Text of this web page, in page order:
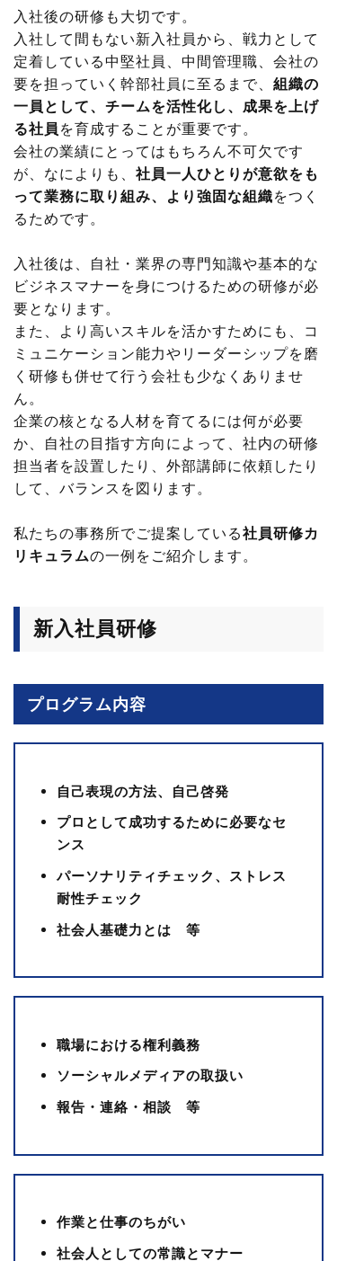
入社後の研修も大切です。
入社して間もない新入社員から、戦力として
定着している中堅社員、中間管理職、会社の
要を担っていく幹部社員に至るまで、 組織の
一員として、チームを活性化し、成果を上げ
る社員 を育成することが重要です。
会社の業績にとってはもちろん不可欠です
が、なによりも、 社員一人ひとりが意欲をも
って業務に取り組み、より強固な組織をつく
るためです。
入社後は、自社・業界の専門知識や基本的な
ビジネスマナーを身につけるための研修が必
要となります。
また、より高いスキルを活かすためにも、コ
ミュニケーション能力やリーダーシップを磨
く研修も併せて行う会社も少なくありませ
ん。
企業の核となる人材を育てるには何が必要
か、自社の目指す方向によって、社内の研修
担当者を設置したり、外部講師に依頼したり
して、バランスを図ります。
私たちの事務所でご提案している社員研修カ
リキュラムの一例をご紹介します。
新入社員研修
プログラム内容
自己表現の方法、自己啓発
プロとして成功するために必要なセ
ンス
パーソナリティチェック、ストレス
耐性チェック
社会人基礎力とは 等
職場における権利義務
ソーシャルメディアの取扱い
報告・連絡・相談 等
作業と仕事のちがい
社会人としての常識とマナー